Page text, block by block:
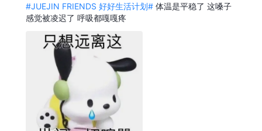
#JUEJIN FRIENDS 好好生活计划# 体温是平稳了 这嗓子
感觉被凌迟了 呼吸都嘎嘎疼